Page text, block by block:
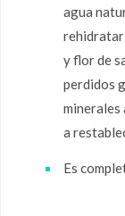
agua
rehidratar
y flor de
perdidos
minerales
a
Es